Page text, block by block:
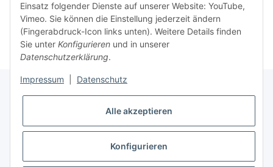
Nachricht senden
Gesetzliche Informationen
Einsatz folgender Dienste auf unserer Website: YouTube,
Vimeo. Sie können die Einstellung jederzeit ändern
(Fingerabdruck-Icon links unten). Weitere Details finden
Sie unter Konfigurieren und in unserer
Datenschutzerklärung.
Impressum Datenschutz
Alle akzeptieren
Konfigurieren